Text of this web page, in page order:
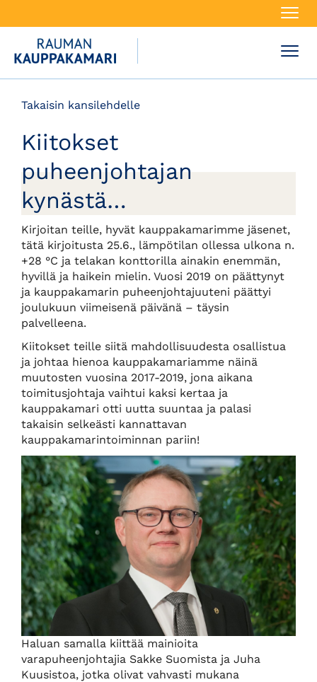
Takaisin kansilehdelle
Kiitokset
puheenjohtajan
kynästä…
Kirjoitan teille, hyvät kauppakamarimme jäsenet,
tätä kirjoitusta 25.6., lämpötilan ollessa ulkona n.
+28 °C ja telakan konttorilla ainakin enemmän,
hyvillä ja haikein mielin. Vuosi 2019 on päättynyt
ja kauppakamarin puheenjohtajuuteni päättyi
joulukuun viimeisenä päivänä – täysin
palvelleena.
Kiitokset teille siitä mahdollisuudesta osallistua
ja johtaa hienoa kauppakamariamme näinä
muutosten vuosina 2017-2019, jona aikana
toimitusjohtaja vaihtui kaksi kertaa ja
kauppakamari otti uutta suuntaa ja palasi
takaisin selkeästi kannattavan
kauppakamarintoiminnan pariin!
Haluan samalla kiittää mainioita
varapuheenjohtajia Sakke Suomista ja Juha
Kuusistoa, jotka olivat vahvasti mukana